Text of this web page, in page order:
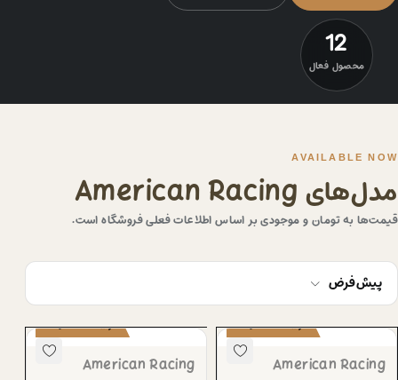
12
محصول فعال
AVAILABLE NOW
مدل‌های American Racing
قیمت‌ها به تومان و موجودی بر اساس اطلاعات فعلی فروشگاه است.
پیش‌فرض
پیش‌سفارش
American Racing
پیش‌سفارش
American Racing